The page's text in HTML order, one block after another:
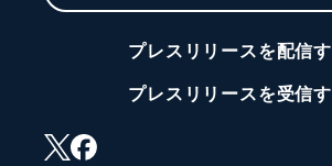
プレスリリースを配信
プレスリリースを受信